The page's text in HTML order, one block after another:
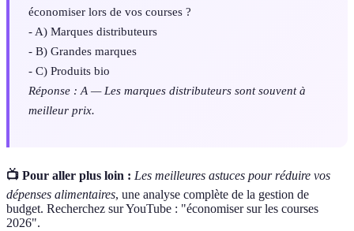
économiser lors de vos courses ?
- A) Marques distributeurs
- B) Grandes marques
- C) Produits bio
Réponse : A — Les marques distributeurs sont souvent à
meilleur prix.
📺 Pour aller plus loin : Les meilleures astuces pour réduire vos
dépenses alimentaires, une analyse complète de la gestion de
budget. Recherchez sur YouTube : "économiser sur les courses
2026".